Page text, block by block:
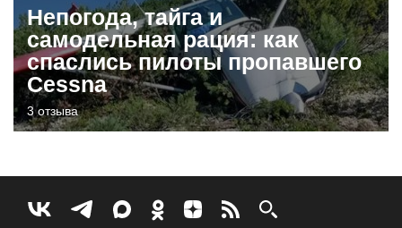
Непогода, тайга и
самодельная рация: как
спаслись пилоты пропавшего
Cessna
3 отзыва